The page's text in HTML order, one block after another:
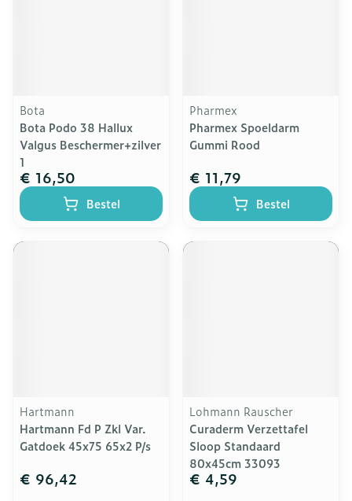
Bota
Bota Podo 38 Hallux
Valgus Beschermer+zilver
1
€ 16,50
Bestel
Pharmex
Pharmex Spoeldarm
Gummi Rood
€ 11,79
Bestel
Hartmann
Hartmann Fd P Zkl Var.
Gatdoek 45x75 65x2 P/s
€ 96,42
Lohmann Rauscher
Curaderm Verzettafel
Sloop Standaard
80x45cm 33093
€ 4,59